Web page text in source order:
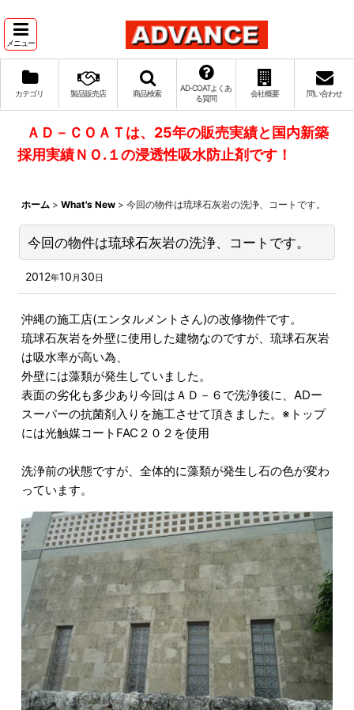
メニュー
カテゴリ 製品販売店 商品検索
AD‐COATよくあ
る質問
会社概要 問い合わせ
ＡＤ－ＣＯＡＴは、25年の販売実績と国内新築
採用実績ＮＯ.１の浸透性吸水防止剤です！
ホーム > What's New > 今回の物件は琉球石灰岩の洗浄、コートです。
今回の物件は琉球石灰岩の洗浄、コートです。
2012年10 月 30日
沖縄の施工店(エンタルメントさん)の改修物件です。
琉球石灰岩を外壁に使用した建物なのですが、琉球石灰岩
は吸水率が高い為、
外壁には藻類が発生していました。
表面の劣化も多少あり今回はＡＤ－６で洗浄後に、ADー
スーパーの抗菌剤入りを施工させて頂きました。※トップ
には光触媒コートFAC２０２を使用
洗浄前の状態ですが、全体的に藻類が発生し石の色が変わ
っています。